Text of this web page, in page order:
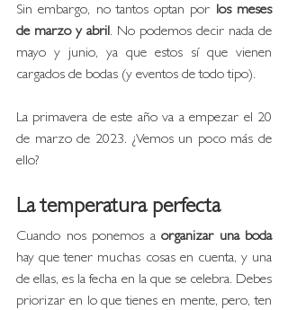
Sin embargo, no tantos optan por los meses
de marzo y abril. No podemos decir nada de
mayo y junio, ya que estos sí que vienen
cargados de bodas (y eventos de todo tipo).
La primavera de este año va a empezar el 20
de marzo de 2023. ¿Vemos un poco más de
ello?
La temperatura perfecta
Cuando nos ponemos a organizar una boda
hay que tener muchas cosas en cuenta, y una
de ellas, es la fecha en la que se celebra. Debes
priorizar en lo que tienes en mente, pero, ten